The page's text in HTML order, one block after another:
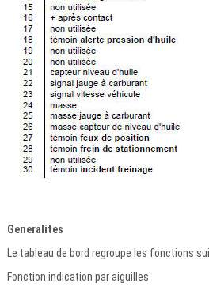
Generalites
Le tableau de bord regroupe les fonctions
Fonction indication par aiguilles